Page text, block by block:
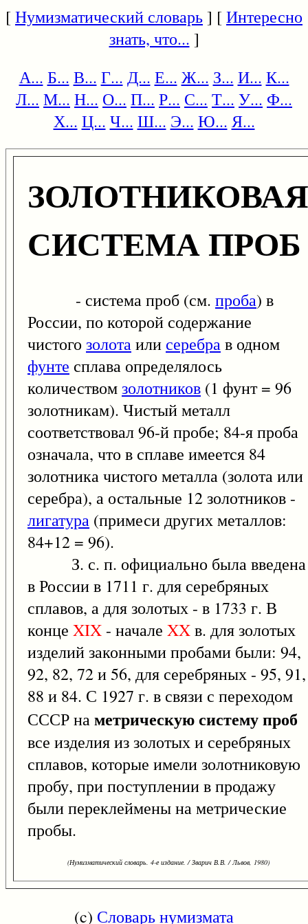
[Нумизматический словарь] [Интересно
знать, что... ]
А... Б... В... Г... Д... Е... Ж... З... И... К...
Л... М... Н... О... П... Р... С... Т... У... Ф...
Х... Ц... Ч... Ш... Э... Ю... Я...
ЗОЛОТНИКОВАЯ
СИСТЕМА ПРОБ
- система проб (см. проба) в
России, по которой содержание
чистого золотаили серебрав одном
фунте сплава определялось
количествомзолотников (1 фунт = 96
золотникам). Чистый металл
соответствовал 96-й пробе; 84-я проба
означала, что в сплаве имеется 84
золотника чистого металла (золота или
серебра), а остальные 12 золотников -
лигатура (примеси других металлов:
84+12 = 96).
З. с. п. официально была введена
в России в 1711 г. для серебряных
сплавов, а для золотых - в 1733 г. В
конце XIX - начале XXв. для золотых
изделий законными пробами были: 94,
92, 82, 72 и 56, для серебряных - 95, 91,
88 и 84. С 1927 г. в связи с переходом
СССР наметрическую систему проб
все изделия из золотых и серебряных
сплавов, которые имели золотниковую
пробу, при поступлении в продажу
были переклеймены на метрические
пробы.
(Нумизматический словарь. 4-е издание. / Зварич В.В. / Львов, 1980)
(c) Словарь нумизмата